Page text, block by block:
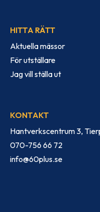
HITTA RÄTT
Aktuella mässor
För utställare
Jag vill ställa ut
KONTAKT
Hantverkscentrum 3,
070-756 66 72
info@60plus.se